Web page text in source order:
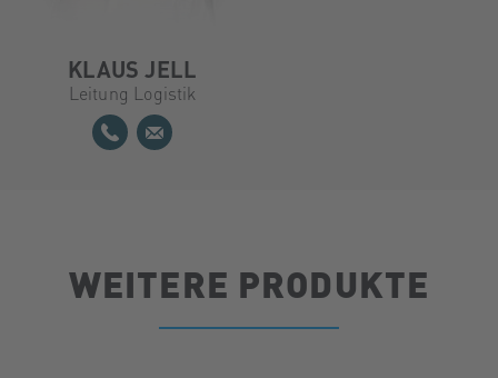
KLAUS JELL
Leitung Logistik
WEITERE PRODUKTE